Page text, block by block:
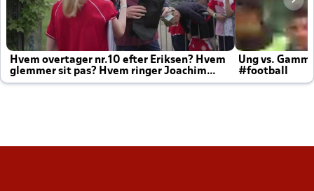
Hvem overtager nr.10 efter Eriksen? Hvem
glemmer sit pas? Hvem ringer Joachim
altid til efter kampe?
Ung vs.
#football